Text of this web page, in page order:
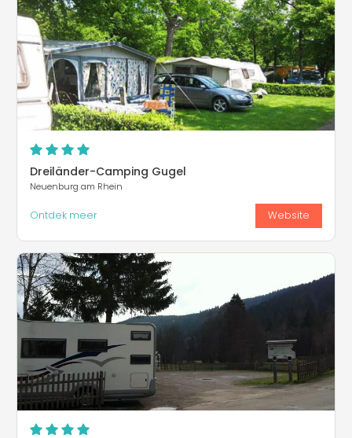
Dreiländer-Camping Gugel
Neuenburg am Rhein
Ontdek meer Website